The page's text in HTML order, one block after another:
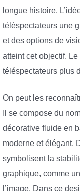
longue histoire.
téléspectateurs une
et des options de
atteint cet objectif.
téléspectateurs plus
On peut les
Il se compose du
décorative fluide en
moderne et élégant.
symbolisent la
graphique, comme
l’image. Dans ce